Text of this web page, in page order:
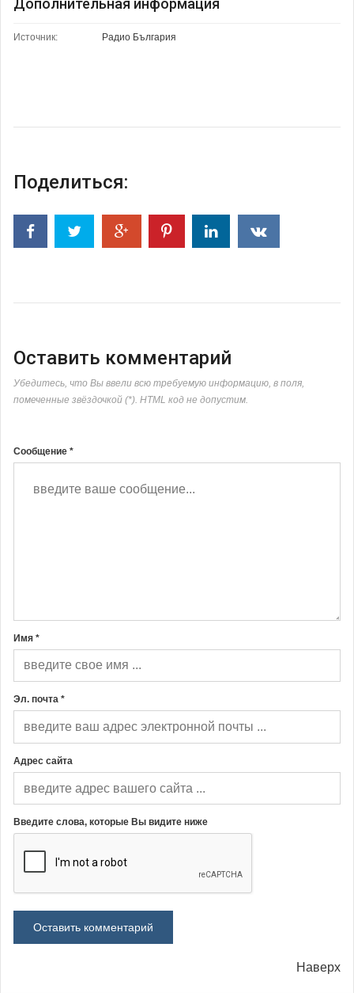
Источник: Радио България
Поделиться:
Оставить комментарий
Убедитесь, что Вы ввели всю требуемую информацию, в поля,
помеченные звёздочкой (*). HTML код не допустим.
Сообщение *
Имя *
Эл. почта *
Адрес сайта
Введите слова, которые Вы видите ниже
Наверх